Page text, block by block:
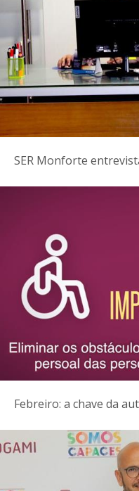
SER Monforte
Febreiro: a chave da